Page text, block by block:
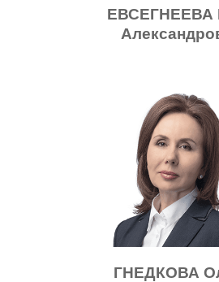
ЕВСЕГНЕЕВА
ГНЕДКОВА